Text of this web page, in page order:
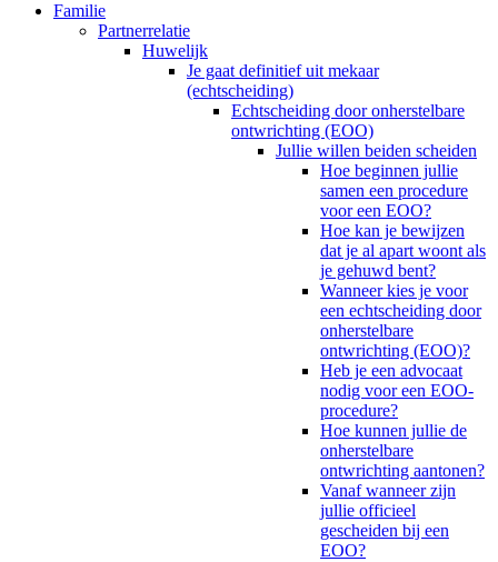
Familie
Partnerrelatie
Huwelijk
Je gaat definitief uit mekaar
(echtscheiding)
Echtscheiding door onherstelbare
ontwrichting (EOO)
Jullie willen beiden scheiden
Hoe beginnen jullie
samen een procedure
voor een EOO?
Hoe kan je bewijzen
dat je al apart woont als
je gehuwd bent?
Wanneer kies je voor
een echtscheiding door
onherstelbare
ontwrichting (EOO)?
Heb je een advocaat
nodig voor een EOO-
procedure?
Hoe kunnen jullie de
onherstelbare
ontwrichting aantonen?
Vanaf wanneer zijn
jullie officieel
gescheiden bij een
EOO?